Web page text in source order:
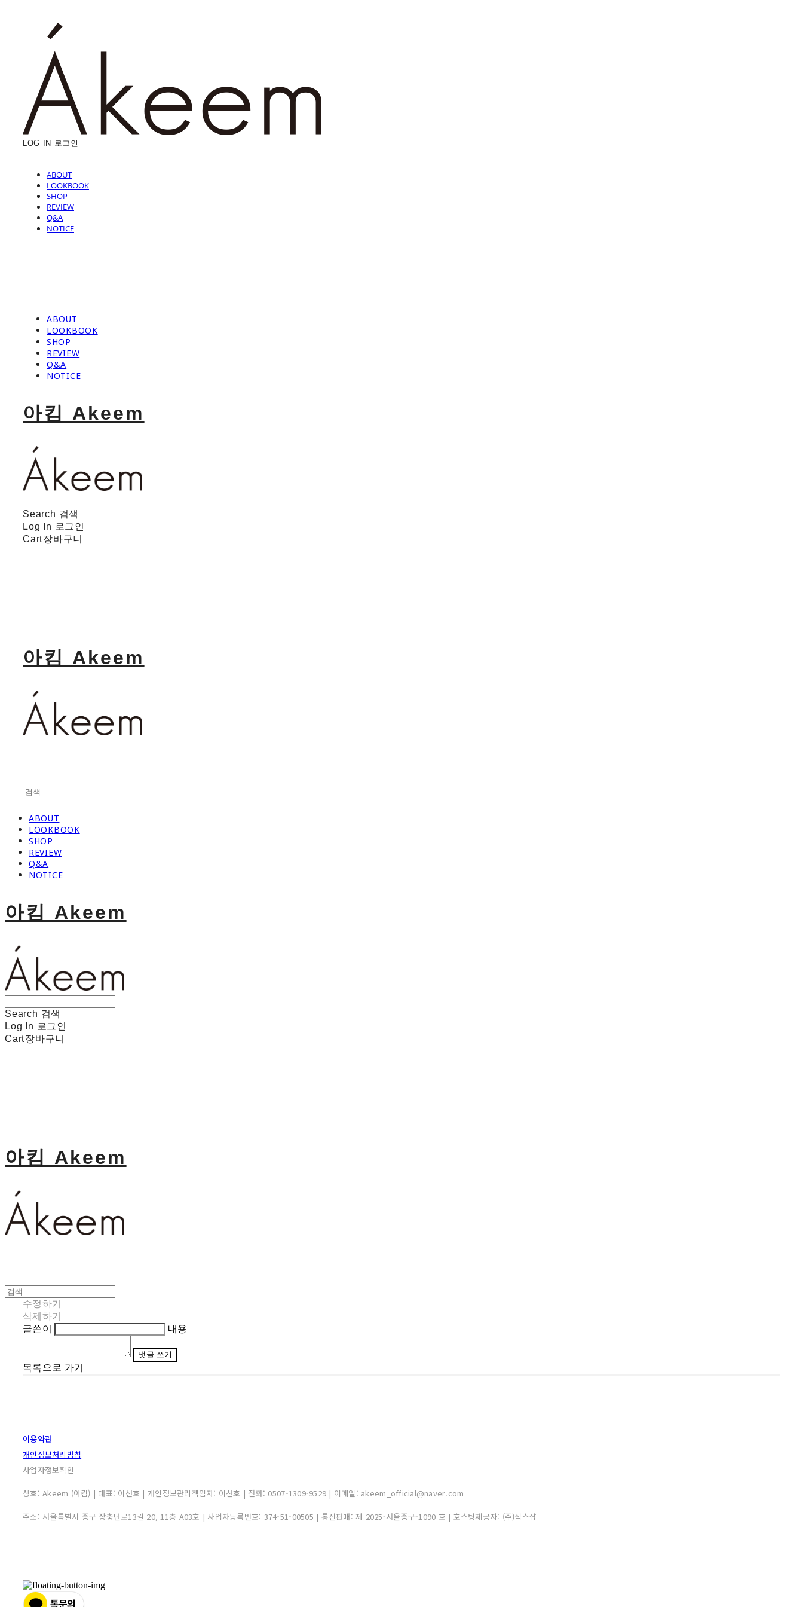
LOG IN 로그인
ABOUT
LOOKBOOK
SHOP
REVIEW
Q&A
NOTICE
ABOUT
LOOKBOOK
SHOP
REVIEW
Q&A
NOTICE
아킴 Akeem
Search 검색
Log In 로그인
Cart장바구니
아킴 Akeem
ABOUT
LOOKBOOK
SHOP
REVIEW
Q&A
NOTICE
아킴 Akeem
Search 검색
Log In 로그인
Cart장바구니
아킴 Akeem
수정하기
삭제하기
글쓴이
내용
댓글 쓰기
목록으로 가기
이용약관
개인정보처리방침
사업자정보확인
상호: Akeem (아킴) | 대표: 이선호 | 개인정보관리책임자: 이선호 | 전화: 0507-1309-9529 | 이메일: akeem_official@naver.com
주소: 서울특별시 중구 장충단로13길 20, 11층 A03호 | 사업자등록번호: 374-51-00505 | 통신판매: 제 2025-서울중구-1090 호 | 호스팅제공자: (주)식스샵